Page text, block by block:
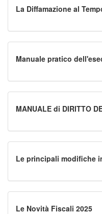
La Diffamazione al
Manuale pratico
MANUALE di DIRITTO
Le principali modifiche
Le Novità Fiscali 2025